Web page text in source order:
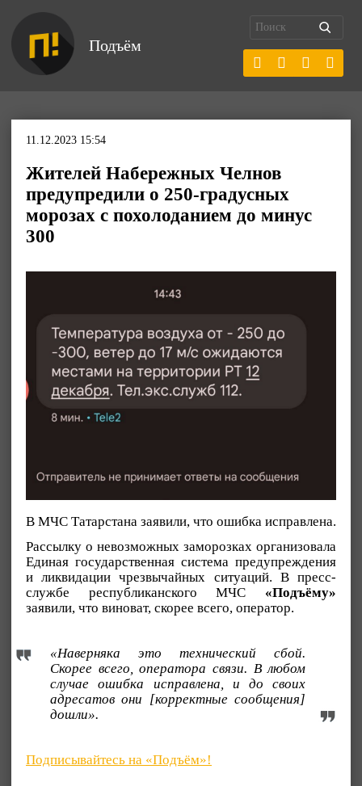
Подъём
11.12.2023 15:54
Жителей Набережных Челнов
предупредили о 250-градусных
морозах с похолоданием до минус
300
В МЧС Татарстана заявили, что ошибка исправлена.
Рассылку о невозможных заморозках организовала
Единая государственная система предупреждения
и ликвидации чрезвычайных ситуаций. В пресс-
службе республиканского МЧС «Подъёму»
заявили, что виноват, скорее всего, оператор.
«Наверняка это технический сбой.
Скорее всего, оператора связи. В любом
случае ошибка исправлена, и до своих
адресатов они [корректные сообщения]
дошли».
Подписывайтесь на «Подъём»!